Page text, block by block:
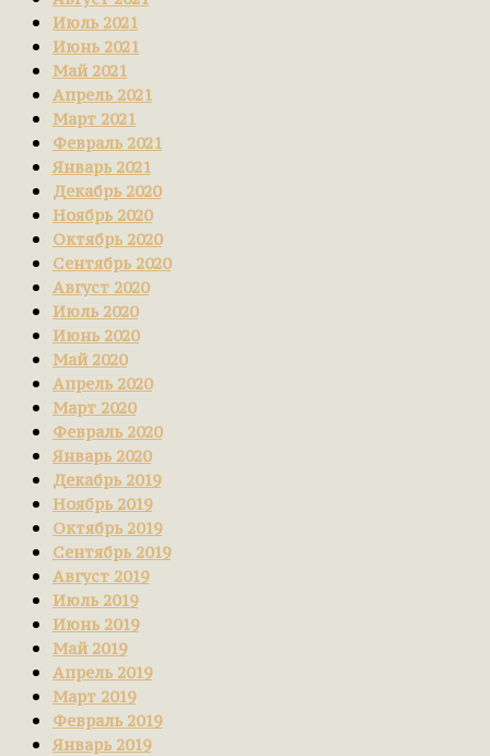
Июль 2021
Июнь 2021
Май 2021
Апрель 2021
Март 2021
Февраль 2021
Январь 2021
Декабрь 2020
Ноябрь 2020
Октябрь 2020
Сентябрь 2020
Август 2020
Июль 2020
Июнь 2020
Май 2020
Апрель 2020
Март 2020
Февраль 2020
Январь 2020
Декабрь 2019
Ноябрь 2019
Октябрь 2019
Сентябрь 2019
Август 2019
Июль 2019
Июнь 2019
Май 2019
Апрель 2019
Март 2019
Февраль 2019
Январь 2019